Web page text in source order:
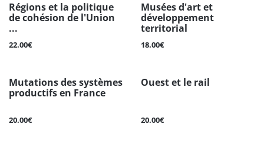
Régions et la politique
de cohésion de l'Union
...
22.00€
Musées d'art et
développement
territorial
18.00€
Mutations des systèmes
productifs en France
20.00€
Ouest et le rail
20.00€